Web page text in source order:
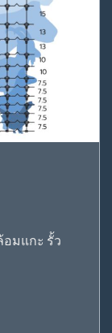
อมแกะ รั้ว